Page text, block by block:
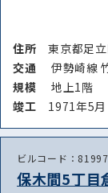
住所東京都足
交通
伊勢崎線
規模
地上1階
竣⼯ 1971年5月
ビルコード：81997
保木間5丁目